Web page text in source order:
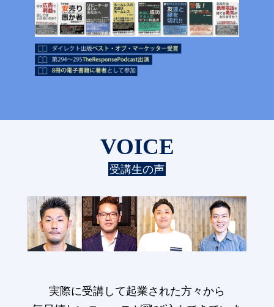
VOICE
受講生の声
実際に受講して起業された方々から